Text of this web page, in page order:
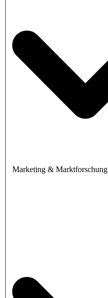
Marketing & Marktforschung